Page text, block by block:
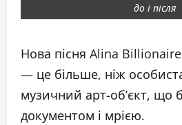
до і після
Нова пісня Alina
— це більше, ніж
музичний арт-об’єкт, що
документом і мрією.